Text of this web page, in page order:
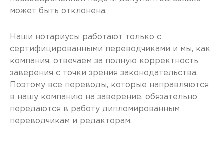
может быть отклонена.
Наши нотариусы работают только с
сертифицированными переводчиками и мы, как
компания, отвечаем за полную корректность
заверения с точки зрения законодательства.
Поэтому все переводы, которые направляются
в нашу компанию на заверение, обязательно
передаются в работу дипломированным
переводчикам и редакторам.